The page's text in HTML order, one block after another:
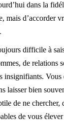
dans la
mais
difficile à
de
insignifiants.
laisser bien
de ne
de vous